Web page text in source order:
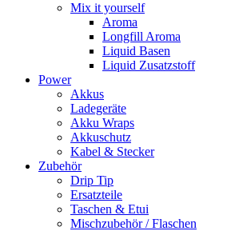
Mix it yourself
Aroma
Longfill Aroma
Liquid Basen
Liquid Zusatzstoff
Power
Akkus
Ladegeräte
Akku Wraps
Akkuschutz
Kabel & Stecker
Zubehör
Drip Tip
Ersatzteile
Taschen & Etui
Mischzubehör / Flaschen